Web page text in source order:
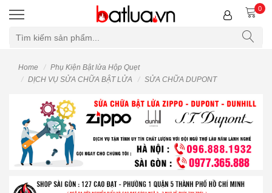
0
Home
Phụ Kiện Bật lửa Hộp Quẹt
DỊCH VỤ SỬA CHỮA BẬT LỬA
SỬA CHỮA DUPONT